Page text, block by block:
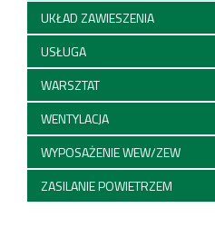
UKŁAD ZAWIESZENIA
USŁUGA
WARSZTAT
WENTYLACJA
WYPOSAŻENIE WEW/ZEW
ZASILANIE POWIETRZEM